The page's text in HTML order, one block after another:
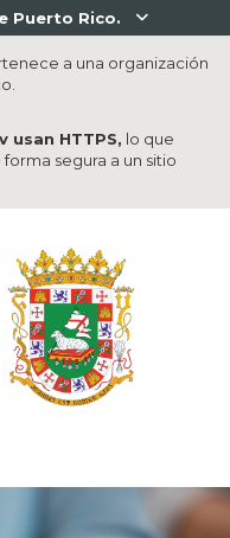
Puerto Rico. 
a una organización
usan HTTPS, lo que
segura a un sitio